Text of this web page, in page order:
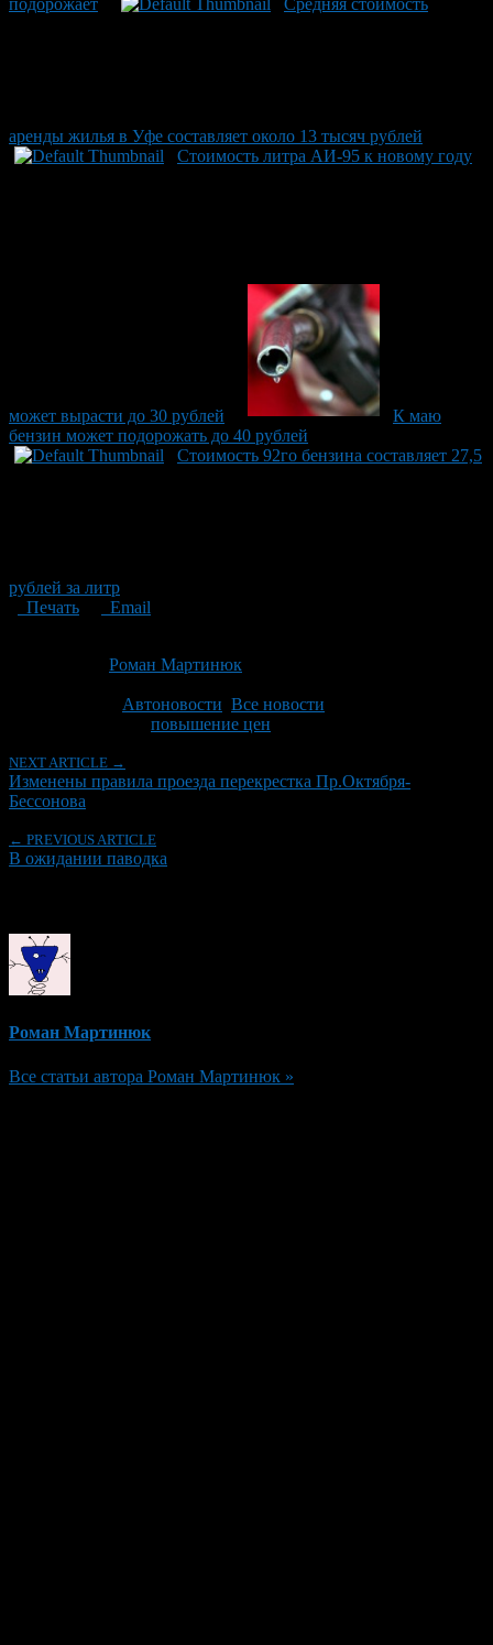
аренды жилья в Уфе составляет около 13 тысяч рублей
Стоимость литра АИ-95 к новому году
может вырасти до 30 рублей
К маю
бензин может подорожать до 40 рублей
Стоимость 92го бензина составляет 27,5
рублей за литр
Печать
Email
Роман Мартинюк
Автоновости Все новости
повышение цен
NEXT ARTICLE →
Изменены правила проезда перекрестка Пр.Октября-
Бессонова
← PREVIOUS ARTICLE
В ожидании паводка
Роман Мартинюк
Все статьи автора Роман Мартинюк »